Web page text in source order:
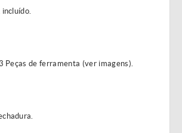
incluído.
Peças de ferramenta (ver imagens).